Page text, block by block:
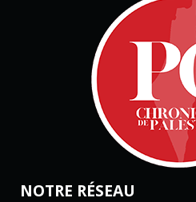
NOTRE RÉSEAU